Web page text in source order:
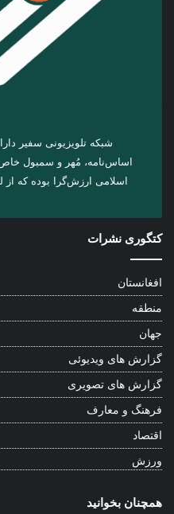
شبکه تلویزیونی سفیر
اساس‌نامه، مُهر و سمبول
اسلامی ارزش‌گرا بوده که
کتگوری نشرات
افغانستان
منطقه
جهان
گزارش های ویدیوئی
گزارش های تصویری
فرهنگ و معارف
اقتصاد
ورزش
همچنان بخوانید